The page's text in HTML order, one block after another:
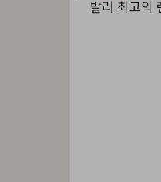
발리 최고의